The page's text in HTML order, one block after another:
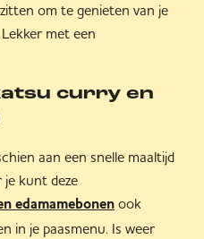
om te genieten van je
met een
curry en
aan een snelle maaltijd
je kunt deze
edamamebonen ook
in je paasmenu. Is weer